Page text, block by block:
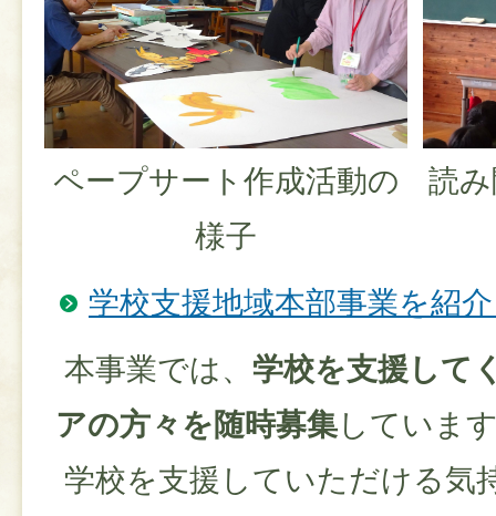
ペープサート作成活動の
様子
読
学校支援地域本部事業を紹
本事業では、 学校を支援して
アの方々を随時募集していま
学校を支援していただける気